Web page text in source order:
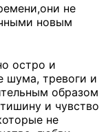
не
новым
остро и
шума, тревоги и
образом
и чувство
не